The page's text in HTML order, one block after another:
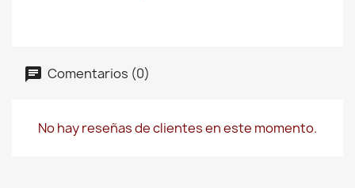
Comentarios (0)
No hay reseñas de clientes en este momento.